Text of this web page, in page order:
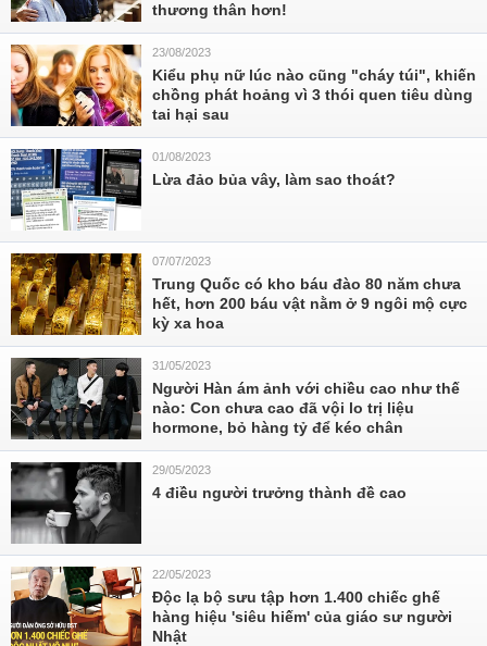
thương thân hơn!
23/08/2023
Kiểu phụ nữ lúc nào cũng "cháy túi", khiến
chồng phát hoảng vì 3 thói quen tiêu dùng
tai hại sau
01/08/2023
Lừa đảo bủa vây, làm sao thoát?
07/07/2023
Trung Quốc có kho báu đào 80 năm chưa
hết, hơn 200 báu vật nằm ở 9 ngôi mộ cực
kỳ xa hoa
31/05/2023
Người Hàn ám ảnh với chiều cao như thế
nào: Con chưa cao đã vội lo trị liệu
hormone, bỏ hàng tỷ để kéo chân
29/05/2023
4 điều người trưởng thành đề cao
22/05/2023
Độc lạ bộ sưu tập hơn 1.400 chiếc ghế
hàng hiệu 'siêu hiếm' của giáo sư người
Nhật